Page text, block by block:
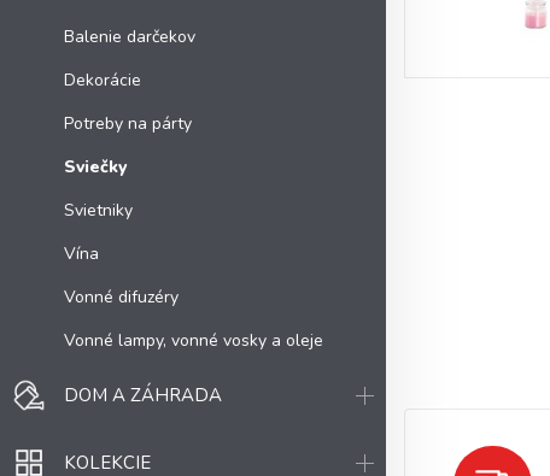
Balenie darčekov
Dekorácie
Potreby na párty
Sviečky
Svietniky
Vína
Vonné difuzéry
Vonné lampy, vonné vosky a oleje
DOM A ZÁHRADA
KOLEKCIE